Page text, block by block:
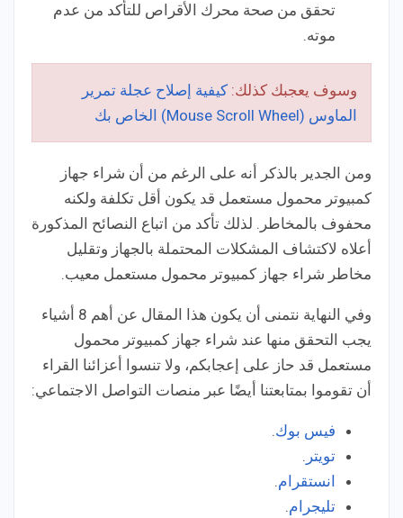
تحقق من صحة محرك الأقراص للتأكد من عدم
موته.
وسوف يعجبك كذلك: كيفية إصلاح عجلة تمرير
الماوس (Mouse Scroll Wheel) الخاص بك
ومن الجدير بالذكر أنه على الرغم من أن شراء جهاز
كمبيوتر محمول مستعمل قد يكون أقل تكلفة ولكنه
محفوف بالمخاطر. لذلك تأكد من اتباع النصائح المذكورة
أعلاه لاكتشاف المشكلات المحتملة بالجهاز وتقليل
مخاطر شراء جهاز كمبيوتر محمول مستعمل معيب.
وفي النهاية نتمنى أن يكون هذا المقال عن أهم 8 أشياء
يجب التحقق منها عند شراء جهاز كمبيوتر محمول
مستعمل قد حاز على إعجابكم، ولا تنسوا أعزائنا القراء
أن تقوموا بمتابعتنا أيضًا عبر منصات التواصل الاجتماعي:
فيس بوك.
تويتر .
انستقرام.
تليجرام.